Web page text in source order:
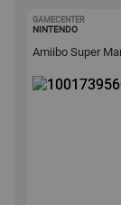
GAMECENTER
NINTENDO
Amiibo Super